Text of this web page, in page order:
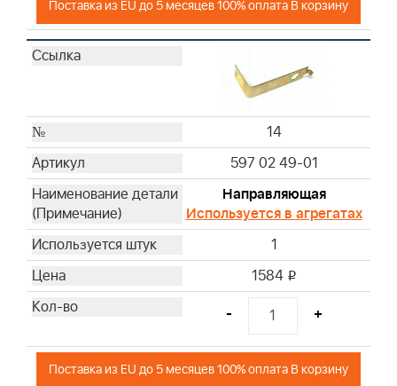
Поставка из EU до 5 месяцев 100% оплата В корзину
14
597 02 49-01
Направляющая
Используется в агрегатах
1
1584 i
- +
Поставка из EU до 5 месяцев 100% оплата В корзину